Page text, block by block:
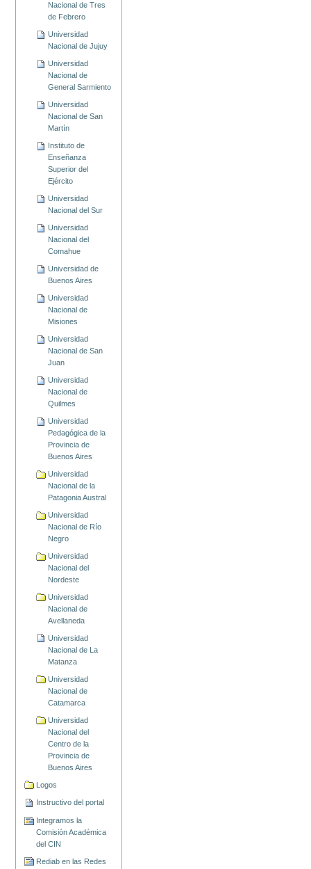
Nacional de Tres
de Febrero
Universidad
Nacional de Jujuy
Universidad
Nacional de
General Sarmiento
Universidad
Nacional de San
Martín
Instituto de
Enseñanza
Superior del
Ejército
Universidad
Nacional del Sur
Universidad
Nacional del
Comahue
Universidad de
Buenos Aires
Universidad
Nacional de
Misiones
Universidad
Nacional de San
Juan
Universidad
Nacional de
Quilmes
Universidad
Pedagógica de la
Provincia de
Buenos Aires
Universidad
Nacional de la
Patagonia Austral
Universidad
Nacional de Río
Negro
Universidad
Nacional del
Nordeste
Universidad
Nacional de
Avellaneda
Universidad
Nacional de La
Matanza
Universidad
Nacional de
Catamarca
Universidad
Nacional del
Centro de la
Provincia de
Buenos Aires
Logos
Instructivo del portal
Integramos la
Comisión Académica
del CIN
Rediab en las Redes